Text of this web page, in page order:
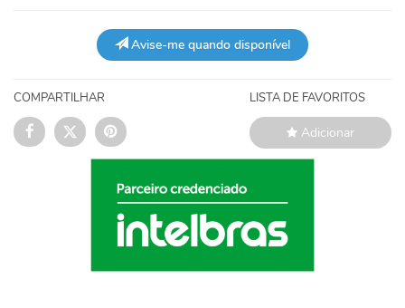
Avise-me quando disponível
COMPARTILHAR LISTA DE FAVORITOS
Adicionar